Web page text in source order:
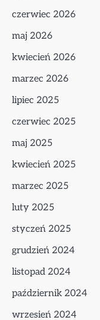
czerwiec 2026
maj 2026
kwiecień 2026
marzec 2026
lipiec 2025
czerwiec 2025
maj 2025
kwiecień 2025
marzec 2025
luty 2025
styczeń 2025
grudzień 2024
listopad 2024
październik 2024
wrzesień 2024